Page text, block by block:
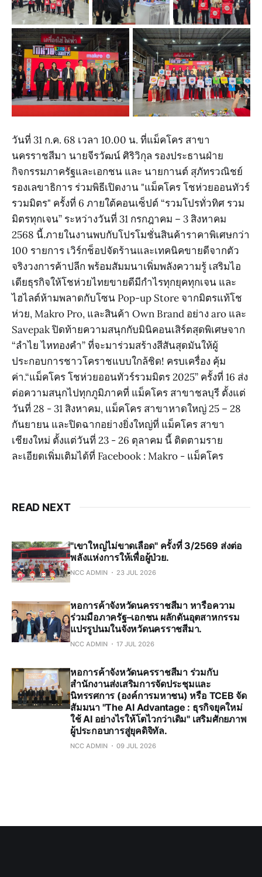
วันที่ 31 ก.ค. 68 เวลา 10.00 น. ที่แม็คโคร สาขา
นครราชสีมา นายจีรวัฒน์ ศิริวิกุล รองประธานฝ่าย
กิจกรรมภาครัฐและเอกชน และ นายกานต์ สุภัทรวณิชย์
รองเลขาธิการ ร่วมพิธีเปิดงาน "แม็คโคร โชห่วยออนทัวร์
รวมมิตร" ครั้งที่ 6 ภายใต้คอนเซ็ปต์ “รวมโปรทั่วทิศ รวม
มิตรทุกเจน” ระหว่างวันที่ 31 กรกฎาคม – 3 สิงหาคม
2568 นี้.ภายในงานพบกับโปรโมชั่นสินค้าราคาพิเศษกว่า
100 รายการ เวิร์กช็อปจัดร้านและเทคนิคขายดีจากตัว
จริงวงการค้าปลีก พร้อมสัมมนาเพิ่มพลังความรู้ เสริมไอ
เดียธุรกิจให้โชห่วยไทยขายดีมีกำไรทุกยุคทุกเจน และ
ไฮไลต์ห้ามพลาดกับโซน Pop-up Store จากมิตรแท้โช
ห่วย, Makro Pro, และสินค้า Own Brand อย่าง aro และ
Savepak ปิดท้ายความสนุกกับมินิคอนเสิร์ตสุดพิเศษจาก
“ลำไย ไหทองคำ” ที่จะมาร่วมสร้างสีสันสุดมันให้ผู้
ประกอบการชาวโคราชแบบใกล้ชิด! ครบเครื่อง คุ้ม
ค่า.“แม็คโคร โชห่วยออนทัวร์รวมมิตร 2025” ครั้งที่ 16 ส่ง
ต่อความสนุกไปทุกภูมิภาคที่ แม็คโคร สาขาชลบุรี ตั้งแต่
วันที่ 28 - 31 สิงหาคม, แม็คโคร สาขาหาดใหญ่ 25 – 28
กันยายน และปิดฉากอย่างยิ่งใหญ่ที่ แม็คโคร สาขา
เชียงใหม่ ตั้งแต่วันที่ 23 - 26 ตุลาคม นี้ ติดตามราย
ละเอียดเพิ่มเติมได้ที่ Facebook : Makro - แม็คโคร
READ NEXT
"เขาใหญ่ไม่ขาดเลือด" ครั้งที่ 3/2569 ส่งต่อ
พลังแห่งการให้เพื่อผู้ป่วย.
NCC ADMIN 23 JUL 2026
หอการค้าจังหวัดนครราชสีมา หารือความ
ร่วมมือภาครัฐ–เอกชน ผลักดันอุตสาหกรรม
แปรรูปนมในจังหวัดนครราชสีมา.
NCC ADMIN 17 JUL 2026
หอการค้าจังหวัดนครราชสีมา ร่วมกับ
สำนักงานส่งเสริมการจัดประชุมและ
นิทรรศการ (องค์การมหาชน) หรือ TCEB จัด
สัมมนา "The AI Advantage : ธุรกิจยุคใหม่
ใช้ AI อย่างไรให้โตไวกว่าเดิม" เสริมศักยภาพ
ผู้ประกอบการสู่ยุคดิจิทัล.
NCC ADMIN 09 JUL 2026